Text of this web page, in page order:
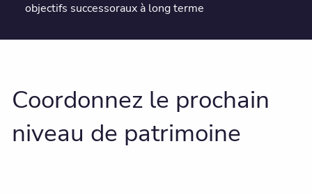
objectifs successoraux à long terme
Coordonnez le prochain
niveau de patrimoine